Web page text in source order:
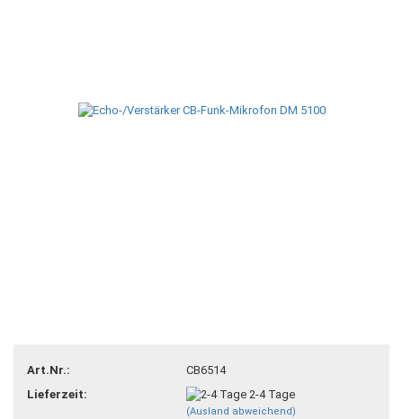
Art.Nr.:
CB6514
Lieferzeit:
2-4 Tage
(Ausland abweichend)